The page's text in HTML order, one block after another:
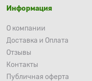
Информация
О компании
Доставка и Оплата
Отзывы
Контакты
Публичная оферта